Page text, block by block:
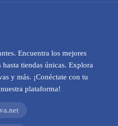
Encuentra los mejores
hasta tiendas únicas. Explora
y más. ¡Conéctate con tu
plataforma!